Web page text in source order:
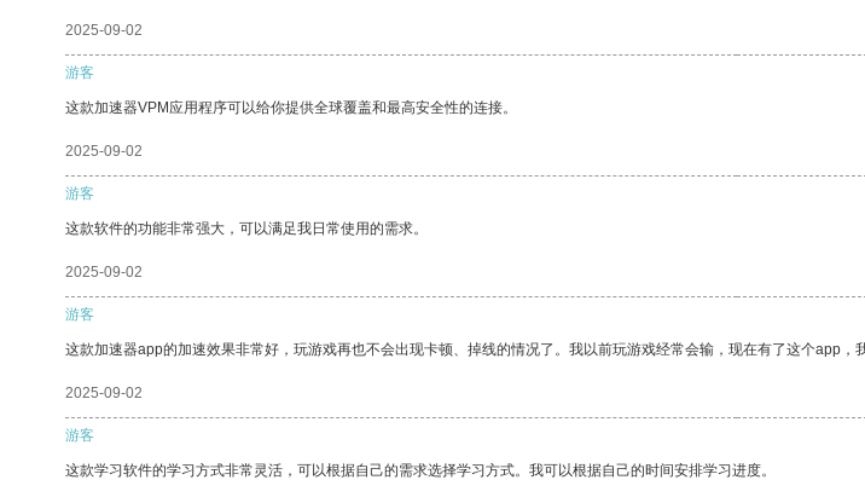
2025-09-02
游客
这款加速器VPM应用程序可以给你提供全球覆盖和最高安全性的连接。
2025-09-02
游客
这款软件的功能非常强大，可以满足我日常使用的需求。
2025-09-02
游客
这款加速器app的加速效果非常好，玩游戏再也不会出现卡顿、掉线的情况了。我以前玩游戏经常会输，现在有了这个app，
2025-09-02
游客
这款学习软件的学习方式非常灵活，可以根据自己的需求选择学习方式。我可以根据自己的时间安排学习进度。